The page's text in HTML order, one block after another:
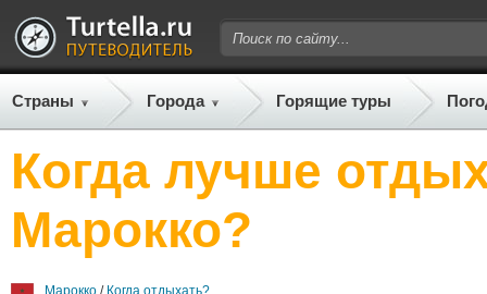
Страны Города Горящие туры
Когда лучше
Марокко?